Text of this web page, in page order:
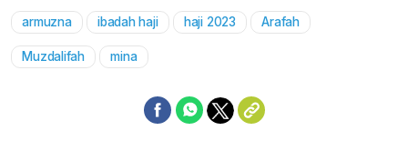
armuzna ibadah haji haji 2023 Arafah
Muzdalifah mina